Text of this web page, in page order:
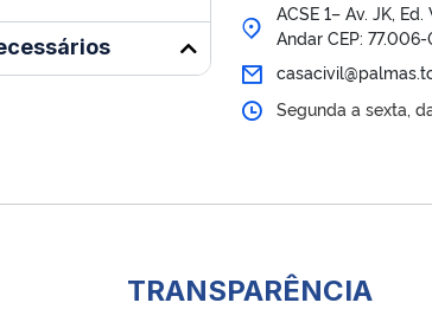
ACSE 1– Av. JK,
Andar CEP: 77.006-
Segunda a sexta,
TRANSPARÊNCIA